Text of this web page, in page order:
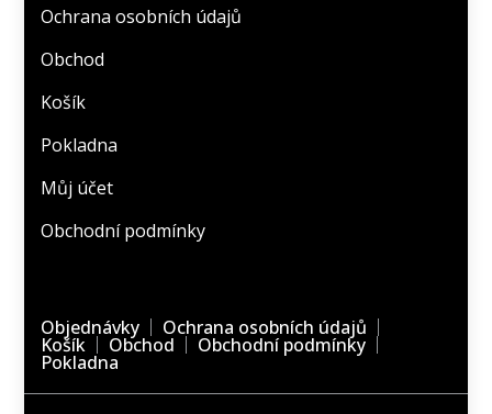
Ochrana osobních údajů
Obchod
Košík
Pokladna
Můj účet
Obchodní podmínky
Objednávky Ochrana osobních údajů
Košík Obchod Obchodní podmínky
Pokladna